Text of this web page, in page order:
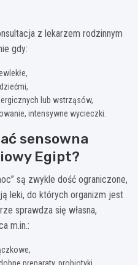
z lekarzem rodzinnym
gdy:
lub wstrząsów,
intensywne wycieczki.
sensowna
Egipt?
są zwykle dość ograniczone,
leki, do których organizm jest
sprawdza się własna,
m.in.:
preparaty, probiotyki,